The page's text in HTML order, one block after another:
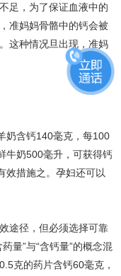
，为了保证血液中的
准妈妈骨骼中的钙会被
这种情况旦出现，准妈
含钙140毫克，每100
牛奶500毫升，可获得钙
效措施之。孕妇还可以
径，但必须选择可靠
量”与“含钙量”的概念混
克的药片含钙60毫克，